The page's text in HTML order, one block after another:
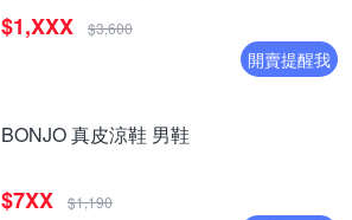
$1,XXX $3,600
開賣提醒我
BONJO 真皮涼鞋 男鞋
$7XX $1,190